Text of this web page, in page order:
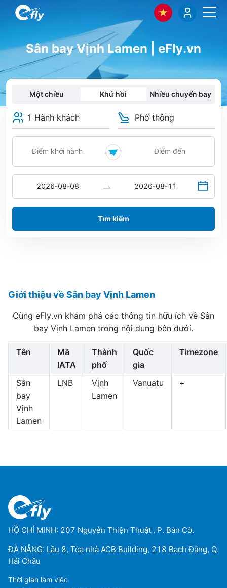
Sân bay Vịnh Lamen | eFly.vn
Một chiều Khứ hồi Nhiều chuyến bay
1 Hành khách Phổ thông
Tìm kiếm
Giới thiệu về Sân bay Vịnh Lamen
Cùng eFly.vn khám phá các thông tin hữu ích về Sân
bay Vịnh Lamen trong nội dung bên dưới.
Tên
Mã
IATA
Thành
phố
Quốc
gia
Timezone
Sân
bay
Vịnh
Lamen
LNB
Vịnh
Lamen
Vanuatu +
HỒ CHÍ MINH: 207 Nguyễn Thiện Thuật , P. Bàn Cờ.
ĐÀ NẴNG: Lầu 8, Tòa nhà ACB Building, 218 Bạch Đằng, Q.
Hải Châu
Thời gian làm việc